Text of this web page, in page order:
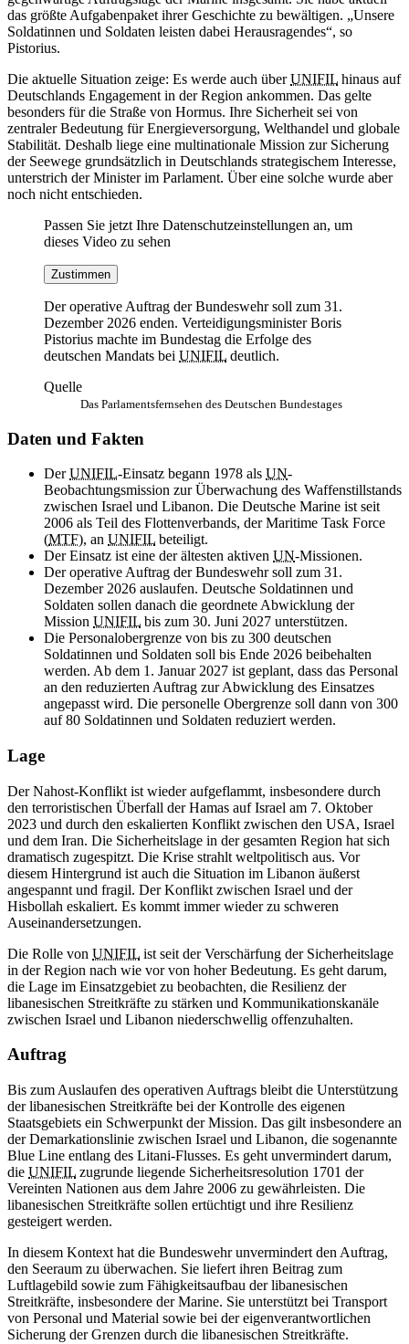
das größte Aufgabenpaket ihrer Geschichte zu bewältigen. „Unsere
Soldatinnen und Soldaten leisten dabei Herausragendes“, so
Pistorius.
Die aktuelle Situation zeige: Es werde auch überUNIFIL hinaus auf
Deutschlands Engagement in der Region ankommen. Das gelte
besonders für die Straße von Hormus. Ihre Sicherheit sei von
zentraler Bedeutung für Energieversorgung, Welthandel und globale
Stabilität. Deshalb liege eine multinationale Mission zur Sicherung
der Seewege grundsätzlich in Deutschlands strategischem Interesse,
unterstrich der Minister im Parlament. Über eine solche wurde aber
noch nicht entschieden.
Passen Sie jetzt Ihre Datenschutzeinstellungen an, um
dieses Video zu sehen
Zustimmen
Der operative Auftrag der Bundeswehr soll zum 31.
Dezember 2026 enden. Verteidigungsminister Boris
Pistorius machte im Bundestag die Erfolge des
deutschen Mandats bei UNIFIL deutlich.
Quelle
Das Parlamentsfernsehen des Deutschen Bundestages
Daten und Fakten
DerUNIFIL-Einsatz begann 1978 als UN-
Beobachtungsmission zur Überwachung des Waffenstillstands
zwischen Israel und Libanon. Die Deutsche Marine ist seit
2006 als Teil des Flottenverbands, derMaritime Task Force
(MTF), an UNIFIL beteiligt.
Der Einsatz ist eine der ältesten aktiven UN-Missionen.
Der operative Auftrag der Bundeswehr soll zum 31.
Dezember 2026 auslaufen. Deutsche Soldatinnen und
Soldaten sollen danach die geordnete Abwicklung der
Mission UNIFIL bis zum 30. Juni 2027 unterstützen.
Die Personalobergrenze von bis zu 300 deutschen
Soldatinnen und Soldaten soll bis Ende 2026 beibehalten
werden. Ab dem 1. Januar 2027 ist geplant, dass das Personal
an den reduzierten Auftrag zur Abwicklung des Einsatzes
angepasst wird. Die personelle Obergrenze soll dann von 300
auf 80 Soldatinnen und Soldaten reduziert werden.
Lage
Der Nahost-Konflikt ist wieder aufgeflammt, insbesondere durch
den terroristischen Überfall der Hamas auf Israel am 7. Oktober
2023 und durch den eskalierten Konflikt zwischen den USA, Israel
und dem Iran. Die Sicherheitslage in der gesamten Region hat sich
dramatisch zugespitzt. Die Krise strahlt weltpolitisch aus. Vor
diesem Hintergrund ist auch die Situation im Libanon äußerst
angespannt und fragil. Der Konflikt zwischen Israel und der
Hisbollah eskaliert. Es kommt immer wieder zu schweren
Auseinandersetzungen.
Die Rolle von UNIFIL ist seit der Verschärfung der Sicherheitslage
in der Region nach wie vor von hoher Bedeutung. Es geht darum,
die Lage im Einsatzgebiet zu beobachten, die Resilienz der
libanesischen Streitkräfte zu stärken und Kommunikationskanäle
zwischen Israel und Libanon niederschwellig offenzuhalten.
Auftrag
Bis zum Auslaufen des operativen Auftrags bleibt die Unterstützung
der libanesischen Streitkräfte bei der Kontrolle des eigenen
Staatsgebiets ein Schwerpunkt der Mission. Das gilt insbesondere an
der Demarkationslinie zwischen Israel und Libanon, die sogenannte
Blue Line entlang des Litani-Flusses. Es geht unvermindert darum,
die UNIFIL zugrunde liegende Sicherheitsresolution 1701 der
Vereinten Nationen aus dem Jahre 2006 zu gewährleisten. Die
libanesischen Streitkräfte sollen ertüchtigt und ihre Resilienz
gesteigert werden.
In diesem Kontext hat die Bundeswehr unvermindert den Auftrag,
den Seeraum zu überwachen. Sie liefert ihren Beitrag zum
Luftlagebild sowie zum Fähigkeitsaufbau der libanesischen
Streitkräfte, insbesondere der Marine. Sie unterstützt bei Transport
von Personal und Material sowie bei der eigenverantwortlichen
Sicherung der Grenzen durch die libanesischen Streitkräfte.